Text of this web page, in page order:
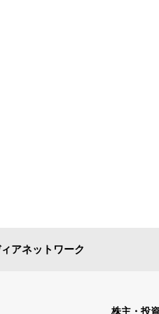
アネットワーク
株主・投